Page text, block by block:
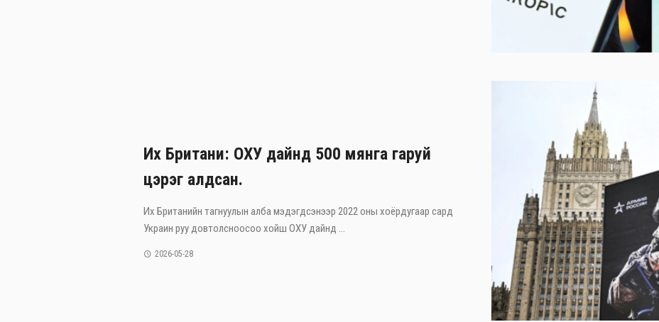
Их Британи: ОХУ дайнд 500 мянга гаруй
цэрэг алдсан.
Их Британийн тагнуулын алба мэдэгдсэнээр 2022 оны хоёрдугаар сард
Украин руу довтолсноосоо хойш ОХУ дайнд ...
2026-05-28